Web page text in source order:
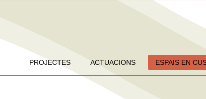
PROJECTES ACTUACIONS ESPAIS EN